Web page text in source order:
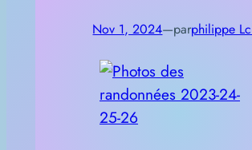
Nov 1, 2024—parphilippe